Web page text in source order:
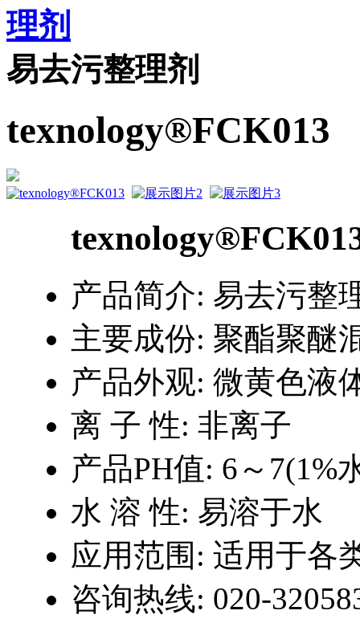
理剂
易去污整理剂
texnology®FCK013
产品简介: 易去污整
主要成份: 聚酯聚醚
产品外观: 微黄色液
离 子 性: 非离子
产品PH值: 6～7(1%
水 溶 性: 易溶于水
应用范围: 适用于各
咨询热线: 020-